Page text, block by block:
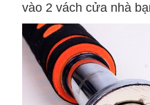
vào 2 vách cửa nhà